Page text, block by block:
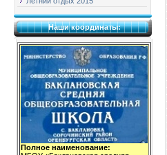
Наши координаты:
Полное наименование: